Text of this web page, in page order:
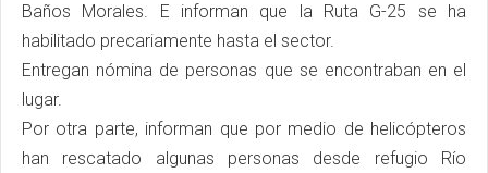
Baños Morales. E informan que la Ruta G-25 se ha
habilitado precariamente hasta el sector.
Entregan nómina de personas que se encontraban en el
lugar.
Por otra parte, informan que por medio de helicópteros
han rescatado algunas personas desde refugio Río